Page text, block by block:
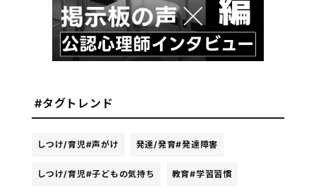
#タグトレンド
しつけ/育児#声がけ 発達/発育#発達障害
しつけ/育児#子どもの気持ち 教育#学習習慣